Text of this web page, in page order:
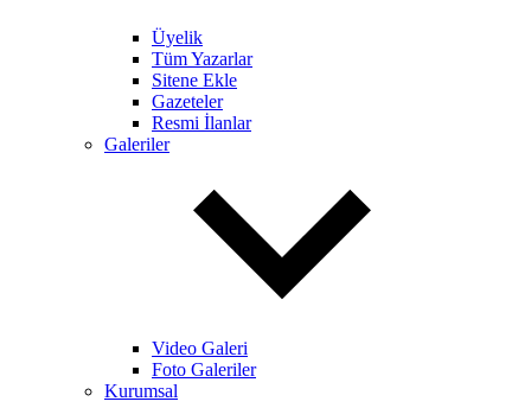
Üyelik
Tüm Yazarlar
Sitene Ekle
Gazeteler
Resmi İlanlar
Galeriler
Video Galeri
Foto Galeriler
Kurumsal